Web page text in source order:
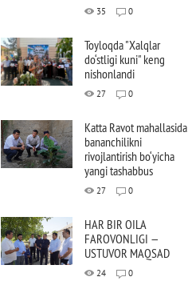
35 0
Toyloqda "Xalqlar
do‘stligi kuni" keng
nishonlandi
27 0
Katta Ravot mahallasida
bananchilikni
rivojlantirish bo‘yicha
yangi tashabbus
27 0
HAR BIR OILA
FAROVONLIGI —
USTUVOR MAQSAD
24 0